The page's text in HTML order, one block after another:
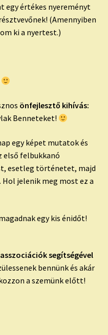
egy értékes nyereményt
(Amennyiben
ki a nyertest.)
önfejlesztő kihívás:
Benneteket!
egy képet mutatok és
első felbukkanó
esetleg történetet, majd
Hol jelenik meg most ez a
egy kis énidőt!
segítségével
bennünk és akár
a szemünk előtt!